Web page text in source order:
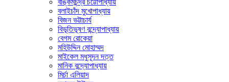
বলাইচাঁদ মুখোপাধ্যায়
বিজন ভট্টাচার্য
বিভূতিভূষণ বন্দ্যোপাধ্যায়
বেগম রোকেয়া
মহিউদ্দিন মোহাম্মদ
মাইকেল মধুসূদন দত্ত
মানিক বন্দ্যোপাধ্যায়
মির্চা এলিয়াদ